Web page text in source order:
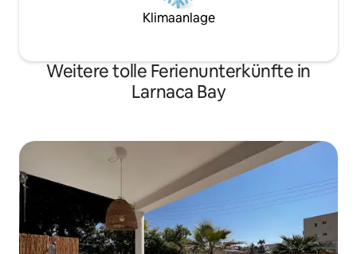
Klimaanlage
Weitere tolle Ferienunterkünfte in
Larnaca Bay